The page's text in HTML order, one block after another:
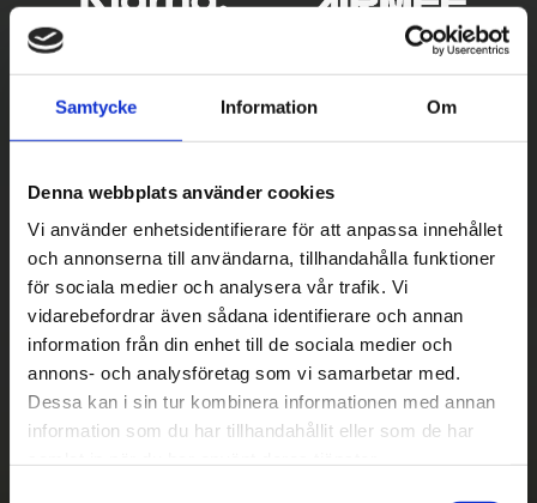
Samtycke Information Om
Denna webbplats använder cookies
Vi använder enhetsidentifierare för att anpassa innehållet
och annonserna till användarna, tillhandahålla funktioner
för sociala medier och analysera vår trafik. Vi
vidarebefordrar även sådana identifierare och annan
information från din enhet till de sociala medier och
annons- och analysföretag som vi samarbetar med.
Dessa kan i sin tur kombinera informationen med annan
information som du har tillhandahållit eller som de har
Betala säkert
|| Välj ||
Snabba leveranser
||
Eller ||
Hämta på lagret med/utan montering